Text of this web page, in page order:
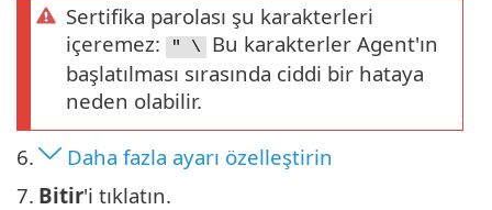
Sertifika parolası şu karakterleri
içeremez:
" \
Bu karakterler Agent'ın
başlatılması sırasında ciddi bir hataya
neden olabilir.
6.
Daha fazla ayarı özelleştirin
7. Bitir'i tıklatın.